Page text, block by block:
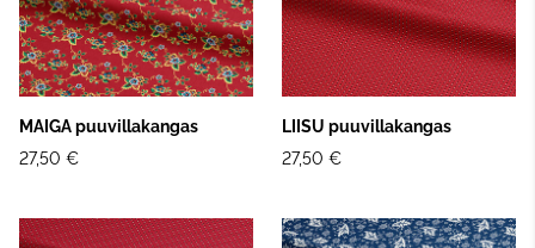
MAIGA puuvillakangas
27,50 €
LIISU puuvillakangas
27,50 €